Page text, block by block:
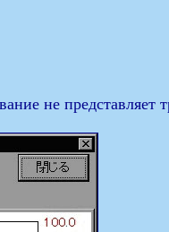
не представляет